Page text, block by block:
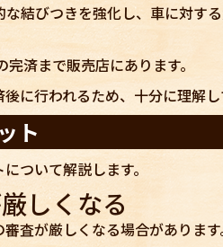
結びつきを強化し、車に対す
済まで販売店にあります。
に行われるため、十分に理解し
ト
ついて解説します。
しくなる
査が厳しくなる場合があります